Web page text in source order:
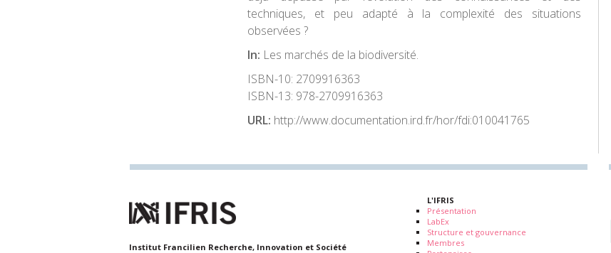
techniques, et peu adapté à la complexité des situations
observées ?
In: Les marchés de la biodiversité.
ISBN-10: 2709916363
ISBN-13: 978-2709916363
URL: http://www.documentation.ird.fr/hor/fdi:010041765
Institut Francilien Recherche, Innovation et Société
L'IFRIS
Présentation
LabEx
Structure et gouvernance
Membres